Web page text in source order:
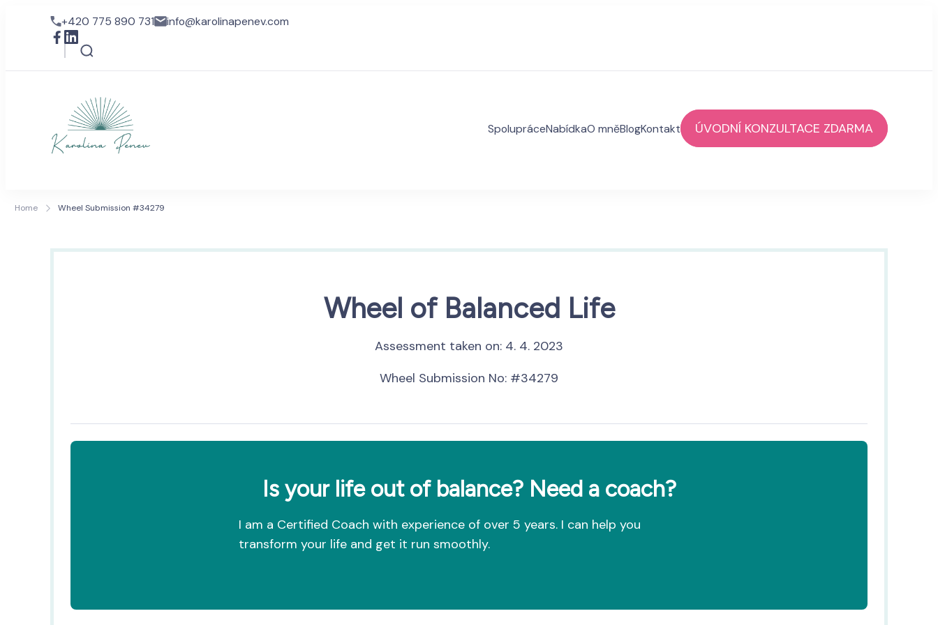
+420 775 890 731 info@karolinapenev.com
SpolupráceNabídkaO mněBlogKontakt ÚVODNÍ KONZULTACE ZDARMA
Home Wheel Submission #34279
Wheel of Balanced Life
Assessment taken on: 4. 4. 2023
Wheel Submission No: #34279
Is your life out of balance? Need a coach?
I am a Certified Coach with experience of over 5 years. I can help you
transform your life and get it run smoothly.